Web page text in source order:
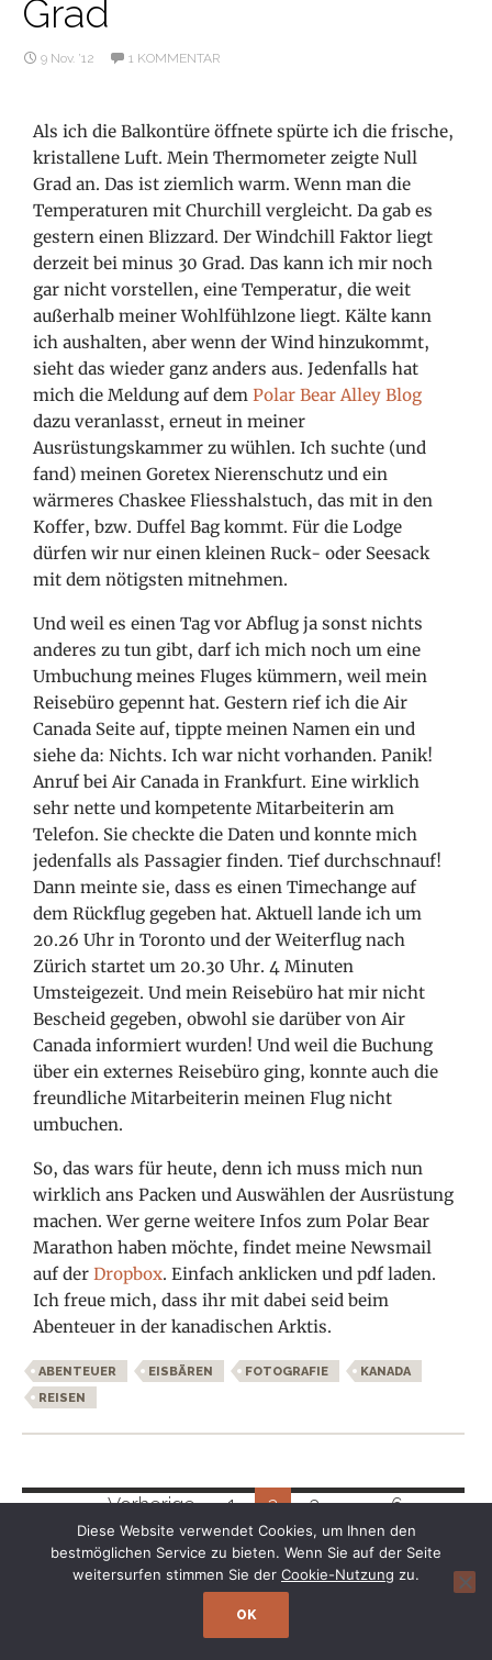
Grad
9 Nov. ’12 1 KOMMENTAR
Als ich die Balkontüre öffnete spürte ich die frische,
kristallene Luft. Mein Thermometer zeigte Null
Grad an. Das ist ziemlich warm. Wenn man die
Temperaturen mit Churchill vergleicht. Da gab es
gestern einen Blizzard. Der Windchill Faktor liegt
derzeit bei minus 30 Grad. Das kann ich mir noch
gar nicht vorstellen, eine Temperatur, die weit
außerhalb meiner Wohlfühlzone liegt. Kälte kann
ich aushalten, aber wenn der Wind hinzukommt,
sieht das wieder ganz anders aus. Jedenfalls hat
mich die Meldung auf demPolar Bear Alley Blog
dazu veranlasst, erneut in meiner
Ausrüstungskammer zu wühlen. Ich suchte (und
fand) meinen Goretex Nierenschutz und ein
wärmeres Chaskee Fliesshalstuch, das mit in den
Koffer, bzw. Duffel Bag kommt. Für die Lodge
dürfen wir nur einen kleinen Ruck- oder Seesack
mit dem nötigsten mitnehmen.
Und weil es einen Tag vor Abflug ja sonst nichts
anderes zu tun gibt, darf ich mich noch um eine
Umbuchung meines Fluges kümmern, weil mein
Reisebüro gepennt hat. Gestern rief ich die Air
Canada Seite auf, tippte meinen Namen ein und
siehe da: Nichts. Ich war nicht vorhanden. Panik!
Anruf bei Air Canada in Frankfurt. Eine wirklich
sehr nette und kompetente Mitarbeiterin am
Telefon. Sie checkte die Daten und konnte mich
jedenfalls als Passagier finden. Tief durchschnauf!
Dann meinte sie, dass es einen Timechange auf
dem Rückflug gegeben hat. Aktuell lande ich um
20.26 Uhr in Toronto und der Weiterflug nach
Zürich startet um 20.30 Uhr. 4 Minuten
Umsteigezeit. Und mein Reisebüro hat mir nicht
Bescheid gegeben, obwohl sie darüber von Air
Canada informiert wurden! Und weil die Buchung
über ein externes Reisebüro ging, konnte auch die
freundliche Mitarbeiterin meinen Flug nicht
umbuchen.
So, das wars für heute, denn ich muss mich nun
wirklich ans Packen und Auswählen der Ausrüstung
machen. Wer gerne weitere Infos zum Polar Bear
Marathon haben möchte, findet meine Newsmail
auf derDropbox. Einfach anklicken und pdf laden.
Ich freue mich, dass ihr mit dabei seid beim
Abenteuer in der kanadischen Arktis.
ABENTEUER EISBÄREN FOTOGRAFIE
KANADA
REISEN
Beitragsnavigation
← Vorherige 1 2 3 …
6
Nächste →
Diese Website verwendet Cookies, um Ihnen den
bestmöglichen Service zu bieten. Wenn Sie auf der Seite
weitersurfen stimmen Sie der Cookie-Nutzung zu.
OK